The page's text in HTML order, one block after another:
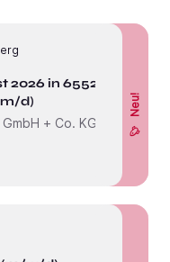
2026 in 65520
d)
+ Co. KG
Neu!